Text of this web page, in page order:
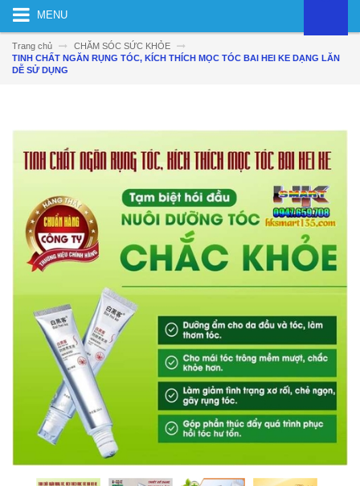
MENU
Trang chủ
CHĂM SÓC SỨC KHỎE
TINH CHẤT NGĂN RỤNG TÓC, KÍCH THÍCH MỌC TÓC BAI HEI KE DẠNG LĂN
DỄ SỬ DỤNG